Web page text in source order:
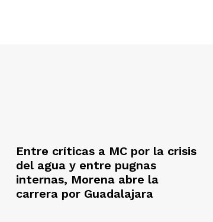
Entre críticas a MC por la crisis
del agua y entre pugnas
internas, Morena abre la
carrera por Guadalajara